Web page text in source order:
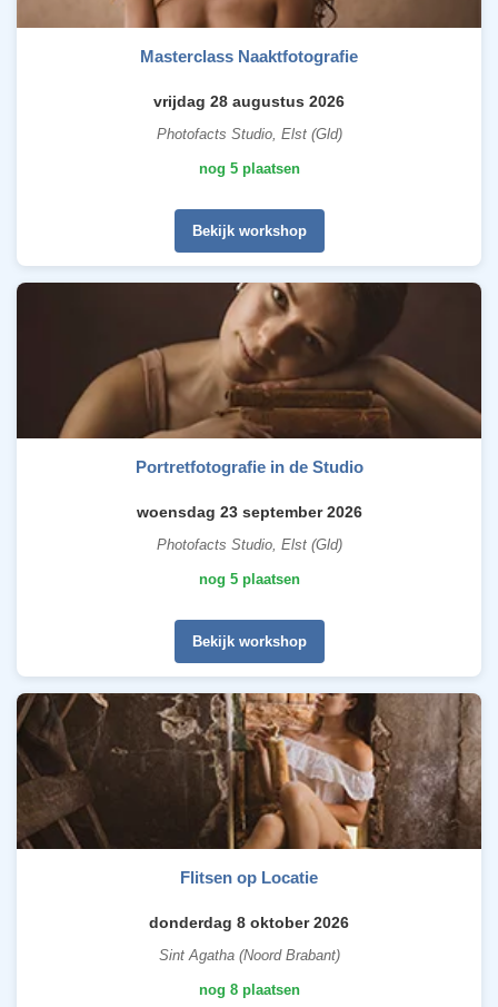
Masterclass Naaktfotografie
vrijdag 28 augustus 2026
Photofacts Studio, Elst (Gld)
nog 5 plaatsen
Bekijk workshop
Portretfotografie in de Studio
woensdag 23 september 2026
Photofacts Studio, Elst (Gld)
nog 5 plaatsen
Bekijk workshop
Flitsen op Locatie
donderdag 8 oktober 2026
Sint Agatha (Noord Brabant)
nog 8 plaatsen